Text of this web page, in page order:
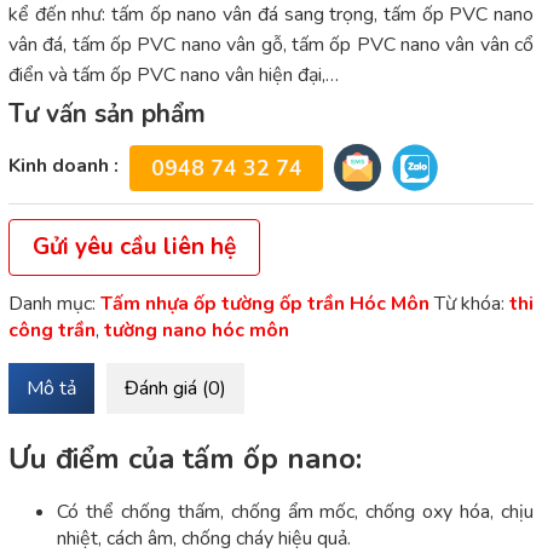
kể đến như: tấm ốp nano vân đá sang trọng, tấm ốp PVC nano
vân đá, tấm ốp PVC nano vân gỗ, tấm ốp PVC nano vân vân cổ
điển và tấm ốp PVC nano vân hiện đại,…
Tư vấn sản phẩm
Kinh doanh : 0948 74 32 74
Gửi yêu cầu liên hệ
Danh mục: Tấm nhựa ốp tường ốp trần Hóc Môn Từ khóa: thi
công trần, tường nano hóc môn
Mô tả Đánh giá (0)
Ưu điểm của tấm ốp nano:
Có thể chống thấm, chống ẩm mốc, chống oxy hóa, chịu
nhiệt, cách âm, chống cháy hiệu quả.